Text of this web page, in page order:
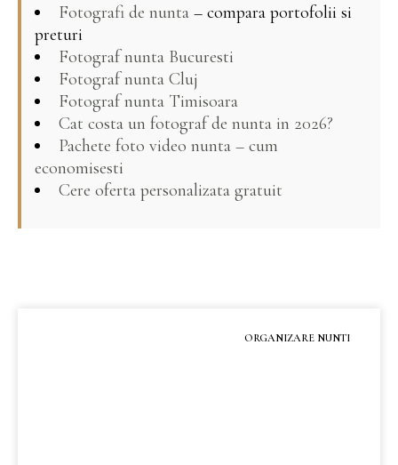
Fotografi de nunta – compara portofolii si
preturi
Fotograf nunta Bucuresti
Fotograf nunta Cluj
Fotograf nunta Timisoara
Cat costa un fotograf de nunta in 2026?
Pachete foto video nunta – cum
economisesti
Cere oferta personalizata gratuit
ORGANIZARE NUNTI